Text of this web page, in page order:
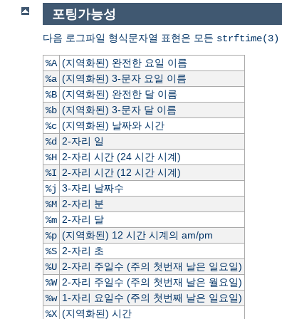
포팅가능성
다음 로그파일 형식문자열 표현은 모든 strftime(3)
%A (지역화된) 완전한 요일 이름
%a (지역화된) 3-문자 요일 이름
%B (지역화된) 완전한 달 이름
%b (지역화된) 3-문자 달 이름
%c (지역화된) 날짜와 시간
%d 2-자리 일
%H 2-자리 시간 (24 시간 시계)
%I 2-자리 시간 (12 시간 시계)
%j 3-자리 날짜수
%M 2-자리 분
%m 2-자리 달
%p (지역화된) 12 시간 시계의 am/pm
%S 2-자리 초
%U 2-자리 주일수 (주의 첫번재 날은 일요일)
%W 2-자리 주일수 (주의 첫번재 날은 월요일)
%w 1-자리 요일수 (주의 첫번째 날은 일요일)
%X (지역화된) 시간